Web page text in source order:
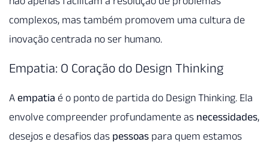
complexos, mas também promovem uma cultura de
inovação centrada no ser humano.
Empatia: O Coração do Design Thinking
A empatia é o ponto de partida do Design Thinking. Ela
envolve compreender profundamente as necessidades,
desejos e desafios das pessoas para quem estamos